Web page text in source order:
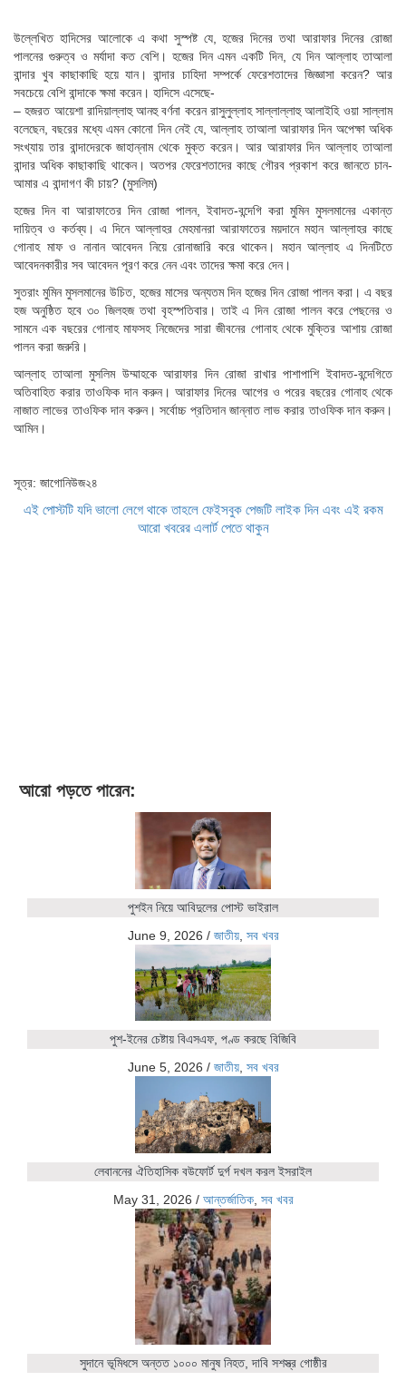
উল্লেখিত হাদিসের আলোকে এ কথা সুস্পষ্ট যে, হজের দিনের তথা আরাফার দিনের রোজা
পালনের গুরুত্ব ও মর্যাদা কত বেশি। হজের দিন এমন একটি দিন, যে দিন আল্লাহ তাআলা
বান্দার খুব কাছাকাছি হয়ে যান। বান্দার চাহিদা সম্পর্কে ফেরেশতাদের জিজ্ঞাসা করেন? আর
সবচেয়ে বেশি বান্দাকে ক্ষমা করেন। হাদিসে এসেছে-
– হজরত আয়েশা রাদিয়াল্লাহু আনহু বর্ণনা করেন রাসুলুল্লাহ সাল্লাল্লাহু আলাইহি ওয়া সাল্লাম
বলেছেন, বছরের মধ্যে এমন কোনো দিন নেই যে, আল্লাহ তাআলা আরাফার দিন অপেক্ষা অধিক
সংখ্যায় তার বান্দাদেরকে জাহান্নাম থেকে মুক্ত করেন। আর আরাফার দিন আল্লাহ তাআলা
বান্দার অধিক কাছাকাছি থাকেন। অতপর ফেরেশতাদের কাছে গৌরব প্রকাশ করে জানতে চান-
আমার এ বান্দাগণ কী চায়? (মুসলিম)
হজের দিন বা আরাফাতের দিন রোজা পালন, ইবাদত-বন্দেগি করা মুমিন মুসলমানের একান্ত
দায়িত্ব ও কর্তব্য। এ দিনে আল্লাহর মেহমানরা আরাফাতের ময়দানে মহান আল্লাহর কাছে
গোনাহ মাফ ও নানান আবেদন নিয়ে রোনাজারি করে থাকেন। মহান আল্লাহ এ দিনটিতে
আবেদনকারীর সব আবেদন পূরণ করে নেন এবং তাদের ক্ষমা করে দেন।
সুতরাং মুমিন মুসলমানের উচিত, হজের মাসের অন্যতম দিন হজের দিন রোজা পালন করা। এ বছর
হজ অনুষ্ঠিত হবে ৩০ জিলহজ তথা বৃহস্পতিবার। তাই এ দিন রোজা পালন করে পেছনের ও
সামনে এক বছরের গোনাহ মাফসহ নিজেদের সারা জীবনের গোনাহ থেকে মুক্তির আশায় রোজা
পালন করা জরুরি।
আল্লাহ তাআলা মুসলিম উম্মাহকে আরাফার দিন রোজা রাখার পাশাপাশি ইবাদত-বন্দেগিতে
অতিবাহিত করার তাওফিক দান করুন। আরাফার দিনের আগের ও পরের বছরের গোনাহ থেকে
নাজাত লাভের তাওফিক দান করুন। সর্বোচ্চ প্রতিদান জান্নাত লাভ করার তাওফিক দান করুন।
আমিন।
সূত্র: জাগোনিউজ২৪
এই পোস্টটি যদি ভালো লেগে থাকে তাহলে ফেইসবুক পেজটি লাইক দিন এবং এই রকম
আরো খবরের এলার্ট পেতে থাকুন
আরো পড়তে পারেন:
পুশইন নিয়ে আবিদুলের পোস্ট ভাইরাল
June 9, 2026 / জাতীয়, সব খবর
পুশ-ইনের চেষ্টায় বিএসএফ, পণ্ড করছে বিজিবি
June 5, 2026 / জাতীয়, সব খবর
লেবাননের ঐতিহাসিক বউফোর্ট দুর্গ দখল করল ইসরাইল
May 31, 2026 / আন্তর্জাতিক, সব খবর
সুদানে ভূমিধসে অন্তত ১০০০ মানুষ নিহত, দাবি সশস্ত্র গোষ্ঠীর